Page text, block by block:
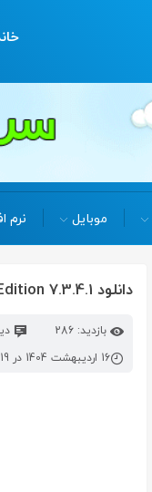
موبایل نرم
دانلود desktop lock Business Edition 7.3.4.1 قفل کردن دسکتاپ
بازدید: 286
16 اردیبهشت 1404 در 12:19 ب.ظ